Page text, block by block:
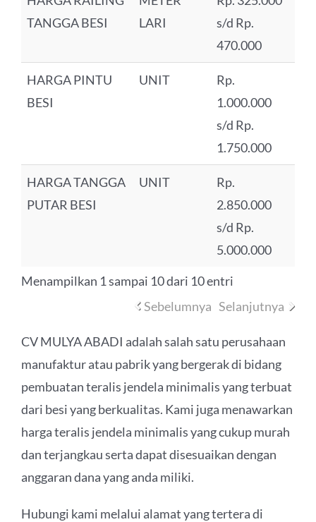
TANGGA BESI
LARI
s/d Rp.
470.000
HARGA PINTU
BESI
UNIT
Rp.
1.000.000
s/d Rp.
1.750.000
HARGA TANGGA
PUTAR BESI
UNIT
Rp.
2.850.000
s/d Rp.
5.000.000
Menampilkan 1 sampai 10 dari 10 entri
Sebelumnya Selanjutnya
CV MULYA ABADI adalah salah satu perusahaan
manufaktur atau pabrik yang bergerak di bidang
pembuatan teralis jendela minimalis yang terbuat
dari besi yang berkualitas. Kami juga menawarkan
harga teralis jendela minimalis yang cukup murah
dan terjangkau serta dapat disesuaikan dengan
anggaran dana yang anda miliki.
Hubungi kami melalui alamat yang tertera di